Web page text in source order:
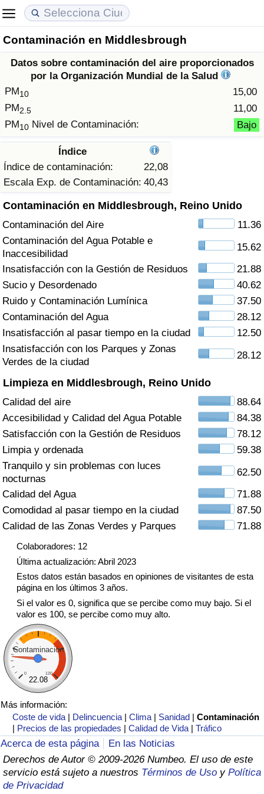
Contaminación en Middlesbrough
Datos sobre contaminación del aire proporcionados
por la Organización Mundial de la Salud
PM10
15,00
PM2.5
11,00
PM10 Nivel de Contaminación: Bajo
Índice
Índice de contaminación:
22,08
Escala Exp. de Contaminación: 40,43
Contaminación en Middlesbrough, Reino Unido
Contaminación del Aire
11.36
Contaminación del Agua Potable e
Inaccesibilidad
15.62
Insatisfacción con la Gestión de Residuos
21.88
Sucio y Desordenado
40.62
Ruido y Contaminación Lumínica
37.50
Contaminación del Agua
28.12
Insatisfacción al pasar tiempo en la ciudad
12.50
Insatisfacción con los Parques y Zonas
Verdes de la ciudad
28.12
Limpieza en Middlesbrough, Reino Unido
Calidad del aire
88.64
Accesibilidad y Calidad del Agua Potable
84.38
Satisfacción con la Gestión de Residuos
78.12
Limpia y ordenada
59.38
Tranquilo y sin problemas con luces
nocturnas
62.50
Calidad del Agua
71.88
Comodidad al pasar tiempo en la ciudad
87.50
Calidad de las Zonas Verdes y Parques
71.88
Colaboradores: 12
Última actualización: Abril 2023
Estos datos están basados en opiniones de visitantes de esta
página en los últimos 3 años.
Si el valor es 0, significa que se percibe como muy bajo. Si el
valor es 100, se percibe como muy alto.
Contaminación
0 120
22.08
Más información:
Coste de vida | Delincuencia |Clima | Sanidad |Contaminación
| Precios de las propiedades |Calidad de Vida |Tráfico
Acerca de esta página
En las Noticias
Derechos de Autor © 2009-2026 Numbeo. El uso de este
servicio está sujeto a nuestros Términos de Uso y Política
de Privacidad
Coste de vida
Índice de Costo de Vida (Actual)
Índice de Costo de Vida
en aqaba
Precios de las propiedades
Índice de Precios de Inmuebles (Actual)
Índice de Precios de Inmuebles
Calidad de Vida
Índice de Calidad de Vida
Índice de Calidad de Vida (Actual)
Delincuencia
Calificación del Índice de Criminalidad
(Actual)
Índice de Criminalidad
Índice de criminalidad por país
Sanidad
Índice de Sanidad (Actual)
Índice de Sanidad
Índice de Sanidad por País
Contaminación
Índice de Contaminación (Actual)
Índice de contaminación
Índice de Contaminación por País
Tráfico
Índice de Tráfico
Índice de Tráfico (Actual)
Índice de Tráfico por País